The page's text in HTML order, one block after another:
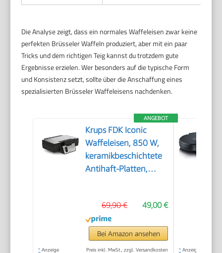
Die Analyse zeigt, dass ein normales Waffeleisen zwar keine
perfekten Brüsseler Waffeln produziert, aber mit ein paar
Tricks und dem richtigen Teig kannst du trotzdem gute
Ergebnisse erzielen. Wer besonders auf die typische Form
und Konsistenz setzt, sollte über die Anschaffung eines
spezialisierten Brüsseler Waffeleisens nachdenken.
ANGEBOT
Krups FDK Iconic
Waffeleisen, 850 W,
keramikbeschichtete
Antihaft-Platten,
Aufbewahrung,
benutzerfreundlich,
Schwarz/Edelstahl,
FDK261
49,00 €
69,90 €
Bei Amazon ansehen
* Anzeige Preis inkl. MwSt., zzgl. Versandkosten * Anzeige